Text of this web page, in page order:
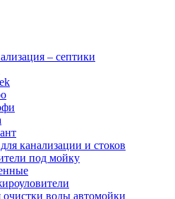
– септики
канализации и стоков
под мойку
воды автомойки